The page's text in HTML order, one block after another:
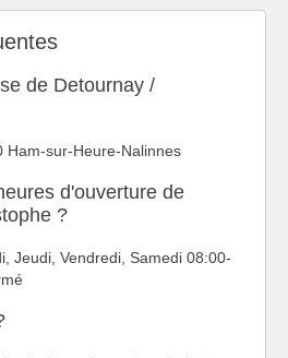
de Detournay /
Ham-sur-Heure-Nalinnes
d'ouverture de
?
Jeudi, Vendredi, Samedi 08:00-